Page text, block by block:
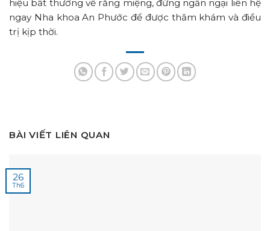
hiệu bất thường về răng miệng, đừng ngần ngại liên hệ
ngay Nha khoa An Phước để được thăm khám và điều
trị kịp thời.
BÀI VIẾT LIÊN QUAN
26
Th6